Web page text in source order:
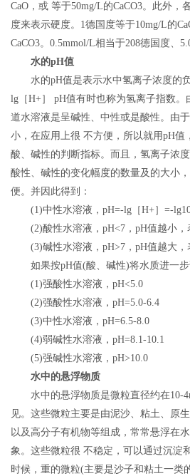
CaO，或 等于50mg/L的CaCO3。此外，
度来表示硬度。1德国度等于10mg/L的
CaCO3。0.5mmol/L相当于208德国度、
水的pH值
水的pH值是表示水中氢离子浓度的
lg［H+］ pH值有时也称为氢离子指数
道水溶液是呈碱性、中性或是酸性。由
小，在应用上很 不方便，所以就用pH值
酸、碱性的判断指标。而且，氢离子浓
酸性、碱性的变化幅度的数量及的大小
便。并因此得到：
(1)中性水溶液，pH=-lg［H+］=-
(2)酸性水溶液，pH<7，pH值越小，
(3)碱性水溶液，pH>7，pH值越大，
如果按pH值(酸、碱性)将水质进一步
(1)强酸性水溶液，pH<5.0
(2)强酸性水溶液，pH=5.0-6.4
(3)中性水溶液，pH=6.5-8.0
(4)弱碱性水溶液，pH=8.1-10.1
(5)强碱性水溶液，pH>10.0
水中的悬浮物质
水中的悬浮物质是微粒直径约在10-
见。这些微粒主要是由泥沙、粘土、原
以及高分子有机物等组成，常常悬浮在
象。这些微粒很 不稳定，可以通过沉淀
时候，重的微粒(主要是沙子和粘土一类